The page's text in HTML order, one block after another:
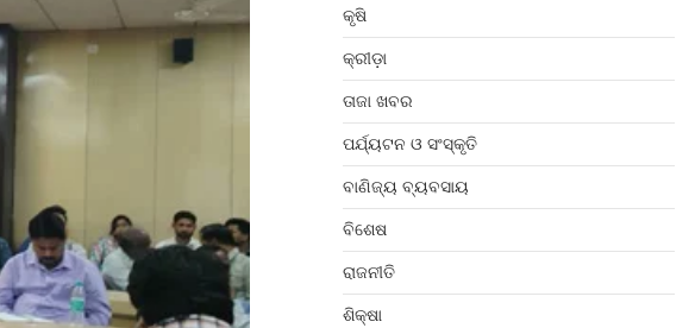
କୃଷି
କ୍ରୀଡ଼ା
ତାଜା ଖବର
ପର୍ଯ୍ୟଟନ ଓ ସଂସ୍କୃତି
ବାଣିଜ୍ୟ ବ୍ୟବସାୟ
ବିଶେଷ
ରାଜନୀତି
ଶିକ୍ଷା